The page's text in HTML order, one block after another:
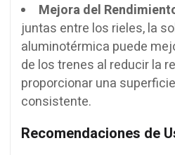
Mejora del
juntas entre los rieles, la
aluminotérmica puede
de los trenes al reducir la
proporcionar una
consistente.
Recomendaciones de